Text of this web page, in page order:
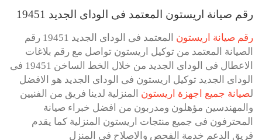
رقم صيانة اريستون المعتمد فى الوداى الجديد 19451
رقم صيانة اريستون
المعتمد فى الوداى الجديد 19451 رقم
الصيانة المعتمد من توكيل اريستون تواصل مع رقم بلاغات
الاعطال فى الوداى الجديد من خلال الخط الساخن 19451 فى
الوداى الجديد توكيل اريستون فى الوداى الجديد هو الافضل
لصيانة جميع اجهزة اريستون المنزلية لدينا فريق من الفنيين
والمهندسين مؤهلون ومدربون من افضل خبراء صيانة
المحترفون فى جميع منتجات اريستون المنزلية كما يقدم
فريق الدعم خدمة الفحص والاصلاح فى المنزل